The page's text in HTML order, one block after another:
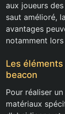
aux joueurs
saut amélioré,
avantages
notamment
Les
beacon
Pour réaliser
matériaux